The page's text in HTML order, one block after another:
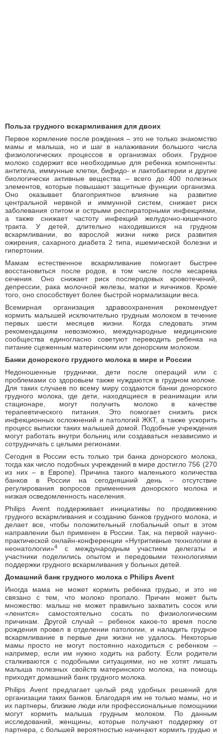
Польза грудного вскармливания для двоих
Первое кормление после рождения – это не только знакомство
мамы и малыша, но и шаг в налаживании большого числа
физиологических процессов в организмах обоих. Грудное
молоко содержит все необходимые для ребенка компоненты:
антитела, иммунные клетки, бифидо- и лактобактерии и другие
биологически активные вещества – всего до 400 полезных
элементов, которые повышают защитные функции организма.
Оно оказывает благоприятное влияние на развитие
центральной нервной и иммунной систем, снижает риск
заболевания отитом и острыми респираторными инфекциями,
а также снижает частоту инфекций желудочно-кишечного
тракта. У детей, длительно находившихся на грудном
вскармливании, во взрослой жизни ниже риск развития
ожирения, сахарного диабета 2 типа, ишемической болезни и
гипертонии.
Мамам естественное вскармливание помогает быстрее
восстановиться после родов, в том числе после кесарева
сечения. Оно снижает риск послеродовых кровотечений,
депрессии, рака молочной железы, матки и яичников. Кроме
того, оно способствует более быстрой нормализации веса.
Всемирная организация здравоохранения рекомендует
кормить малышей исключительно грудным молоком в течение
первых шести месяцев жизни. Когда следовать этим
рекомендациям невозможно, международные медицинские
сообщества единогласно советуют переводить ребенка на
питание сцеженным материнским или донорским молоком.
Банки донорского грудного молока в мире и России
Недоношенные груднички, дети после операций или с
проблемами со здоровьем также нуждаются в грудном молоке.
Для таких случаев по всему миру создаются банки донорского
грудного молока, где дети, находящиеся в реанимации или
стационаре, могут получить молоко в качестве
терапевтического питания. Это помогает снизить риск
инфекционных осложнений и патологий ЖКТ, а также ускорить
процесс выписки таких малышей домой. Подобные учреждения
могут работать внутри больниц или создаваться независимо и
сотрудничать с целыми регионами.
Сегодня в России есть только три банка донорского молока,
тогда как число подобных учреждений в мире достигло 756 (270
из них – в Европе). Причина такого маленького количества
банков в России на сегодняшний день – отсутствие
регулирования вопросов применения донорского молока и
низкая осведомленность населения.
Philips Avent поддерживает инициативы по продвижению
грудного вскармливания и созданию банков грудного молока, и
делает все, чтобы положительный глобальный опыт в этом
направлении был применен в России. Так, на первой научно-
практической онлайн-конференции «Нутритивные технологии в
неонатологии»4
с международным участием делегаты и
участники поделились опытом и передовыми технологиями
поддержки грудного вскармливания у больных детей.
Домашний банк грудного молока с Philips Avent
Иногда мама не может кормить ребенка грудью, и это не
связано с тем, что молоко пропало. Причин может быть
множество: малыш не может правильно захватить сосок или
«ленится» самостоятельно сосать по физиологическим
причинам. Другой случай – ребенок какое-то время после
рождения провел в отделении патологии, и наладить грудное
вскармливание в первые дни жизни не удалось. Некоторые
мамы просто не могут постоянно находиться с ребенком –
например, если им нужно ходить на работу. Если родители
сталкиваются с подобными ситуациями, но не хотят лишать
малыша полезных свойств материнского молока, на помощь
приходят домашний банк грудного молока.
Philips Avent предлагает целый ряд удобных решений для
организации таких банков. Благодаря им не только мамы, но и
их партнеры, близкие люди или профессиональные помощники
могут кормить малыша грудным молоком. По данным
исследований, женщины, которые получают поддержку от
партнера, с большей вероятностью начинают кормить грудью и